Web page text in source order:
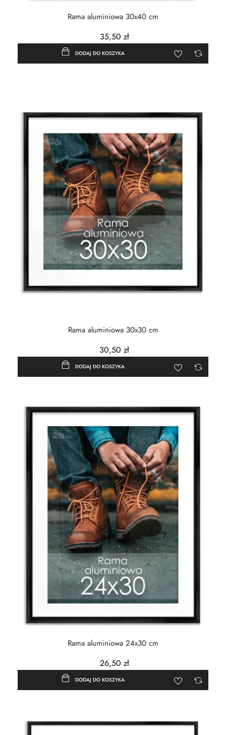
Rama aluminiowa 30x40 cm
35,50 zł
DODAJ DO KOSZYKA
Rama aluminiowa 30x30 cm
30,50 zł
DODAJ DO KOSZYKA
Rama aluminiowa 24x30 cm
26,50 zł
DODAJ DO KOSZYKA